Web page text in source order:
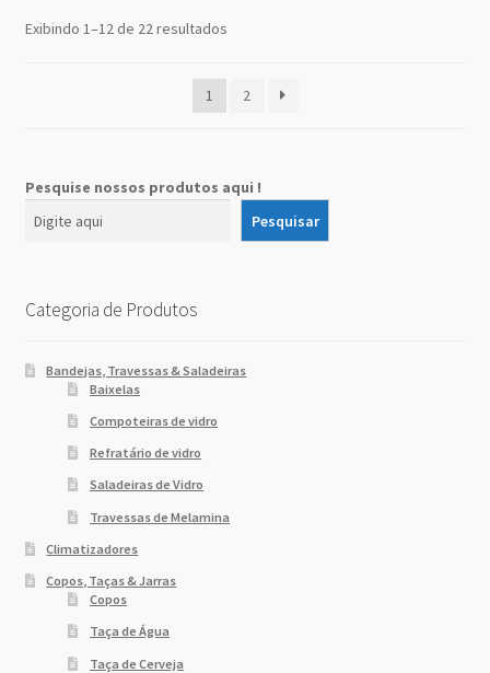
Exibindo 1–12 de 22 resultados
1 2
Pesquise nossos produtos aqui !
Pesquisar
Categoria de Produtos
Bandejas, Travessas & Saladeiras
Baixelas
Compoteiras de vidro
Refratário de vidro
Saladeiras de Vidro
Travessas de Melamina
Climatizadores
Copos, Taças & Jarras
Copos
Taça de Água
Taça de Cerveja